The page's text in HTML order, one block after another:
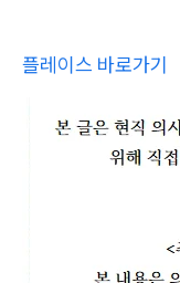
플레이스 바로가기